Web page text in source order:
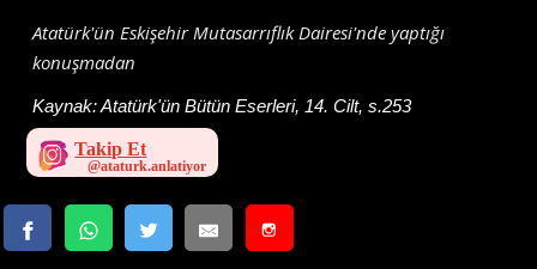
Atatürk'ün Eskişehir Mutasarrıflık Dairesi'nde yaptığı
konuşmadan
Kaynak:Atatürk'ün Bütün Eserleri, 14. Cilt, s.253
Takip Et